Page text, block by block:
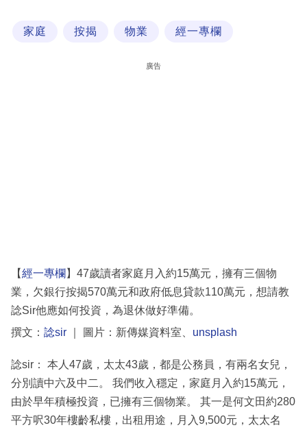
場
家庭 按揭 物業 經一專欄
廣告
【經一專欄 】47歲讀者家庭月入約15萬元，擁有三個物
業，欠銀行按揭570萬元和政府低息貸款110萬元，想請教
諗Sir他應如何投資，為退休做好準備。
撰文： 諗sir ｜ 圖片：新傳媒資料室、 unsplash
諗sir： 本人47歲，太太43歲，都是公務員，有兩名女兒，
分別讀中六及中二。 我們收入穩定，家庭月入約15萬元，
由於早年積極投資，已擁有三個物業。 其一是何文田約280
平方呎30年樓齡私樓，出租用途，月入9,500元，太太名